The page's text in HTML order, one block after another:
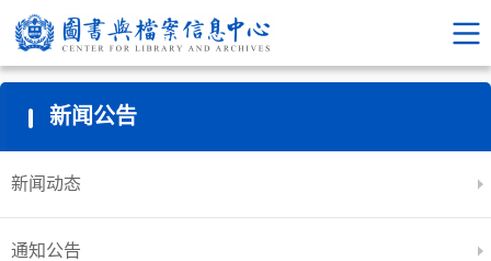
新闻公告
新闻动态
通知公告